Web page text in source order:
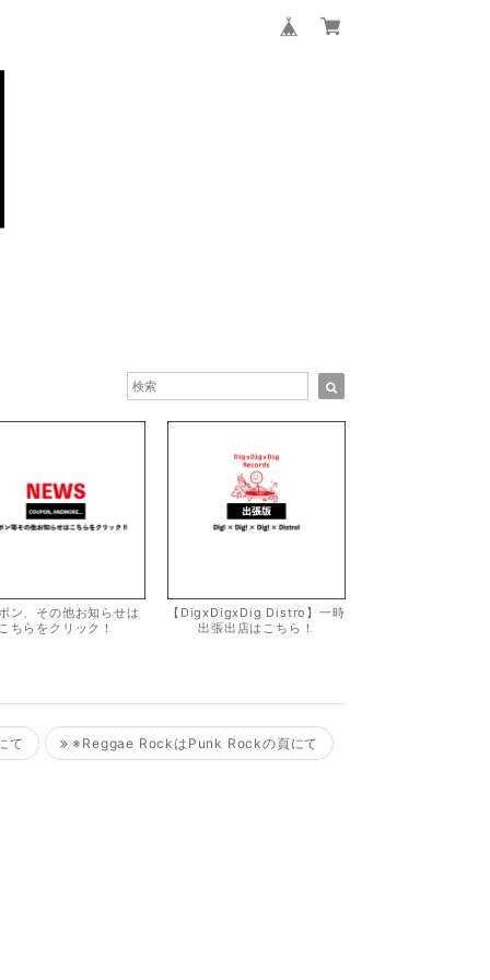
ン、その他お知らせは
ちらをクリック！
【DigxDigxDig Distro】一時
出張出店はこちら！
て ※Reggae RockはPunk Rockの頁にて